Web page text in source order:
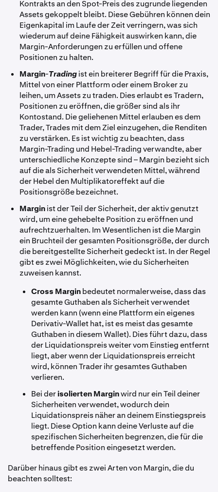
Kontrakts an den Spot-Preis des zugrunde liegenden
Assets gekoppelt bleibt. Diese Gebühren können dein
Eigenkapital im Laufe der Zeit verringern, was sich
wiederum auf deine Fähigkeit auswirken kann, die
Margin-Anforderungen zu erfüllen und offene
Positionen zu halten.
Margin-Tradingist ein breiterer Begriff für die Praxis,
Mittel von einer Plattform oder einem Broker zu
leihen, um Assets zu traden. Dies erlaubt es Tradern,
Positionen zu eröffnen, die größer sind als ihr
Kontostand. Die geliehenen Mittel erlauben es dem
Trader, Trades mit dem Ziel einzugehen, die Renditen
zu verstärken. Es ist wichtig zu beachten, dass
Margin-Trading und Hebel-Trading verwandte, aber
unterschiedliche Konzepte sind – Margin bezieht sich
auf die als Sicherheit verwendeten Mittel, während
der Hebel den Multiplikatoreffekt auf die
Positionsgröße bezeichnet.
Marginist der Teil der Sicherheit, der aktiv genutzt
wird, um eine gehebelte Position zu eröffnen und
aufrechtzuerhalten. Im Wesentlichen ist die Margin
ein Bruchteil der gesamten Positionsgröße, der durch
die bereitgestellte Sicherheit gedeckt ist. In der Regel
gibt es zwei Möglichkeiten, wie du Sicherheiten
zuweisen kannst.
Cross Marginbedeutet normalerweise, dass das
gesamte Guthaben als Sicherheit verwendet
werden kann (wenn eine Plattform ein eigenes
Derivativ-Wallet hat, ist es meist das gesamte
Guthaben in diesem Wallet). Dies führt dazu, dass
der Liquidationspreis weiter vom Einstieg entfernt
liegt, aber wenn der Liquidationspreis erreicht
wird, können Trader ihr gesamtes Guthaben
verlieren.
Bei derisolierten Marginwird nur ein Teil deiner
Sicherheiten verwendet, wodurch dein
Liquidationspreis näher an deinem Einstiegspreis
liegt. Diese Option kann deine Verluste auf die
spezifischen Sicherheiten begrenzen, die für die
betreffende Position eingesetzt werden.
Darüber hinaus gibt es zwei Arten von Margin, die du
beachten solltest: